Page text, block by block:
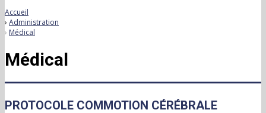
Accueil
Administration
Médical
Médical
PROTOCOLE COMMOTION CÉRÉBRALE